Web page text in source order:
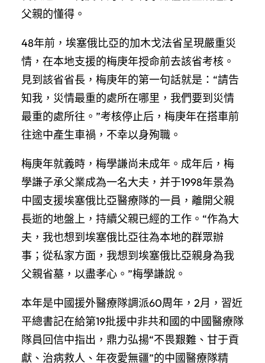
父親的懂得。
48年前，埃塞俄比亞的加木戈法省呈現嚴重災
情，在本地支援的梅庚年授命前去該省考核。
見到該省省長，梅庚年的第一句話就是：“請告
知我，災情最重的處所在哪里，我們要到災情
最重的處所往。”考核停止后，梅庚年在搭車前
往途中產生車禍，不幸以身殉職。
梅庚年就義時，梅學謙尚未成年。成年后，梅
學謙子承父業成為一名大夫，并于1998年景為
中國支援埃塞俄比亞醫療隊的一員，離開父親
長逝的地盤上，持續父親已經的工作。“作為大
夫，我也想到埃塞俄比亞往為本地的群眾辦
事；從私家方面，我想到埃塞俄比亞親身為我
父親省墓，以盡孝心。”梅學謙說。
本年是中國援外醫療隊調派60周年，2月，習近
平總書記在給第19批援中非共和國的中國醫療隊
隊員回信中指出，鼎力弘揚“不畏艱難、甘于貢
獻、治病救人、年夜愛無疆”的中國醫療隊精